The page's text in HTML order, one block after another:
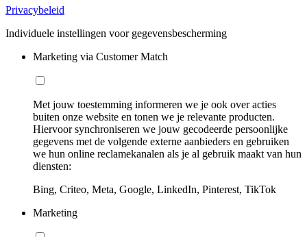
Privacybeleid
Individuele instellingen voor gegevensbescherming
Marketing via Customer Match
Met jouw toestemming informeren we je ook over acties
buiten onze website en tonen we je relevante producten.
Hiervoor synchroniseren we jouw gecodeerde persoonlijke
gegevens met de volgende externe aanbieders en gebruiken
we hun online reclamekanalen als je al gebruik maakt van hun
diensten:
Bing, Criteo, Meta, Google, LinkedIn, Pinterest, TikTok
Marketing